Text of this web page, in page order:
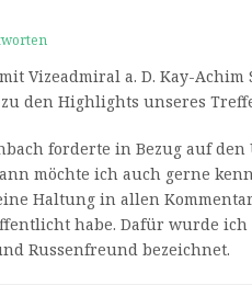
Vizeadmiral a. D. Kay-
den Highlights unseres
forderte in Bezug auf
möchte ich auch gerne
Haltung in allen
habe. Dafür wurde ich
Russenfreund bezeichnet.